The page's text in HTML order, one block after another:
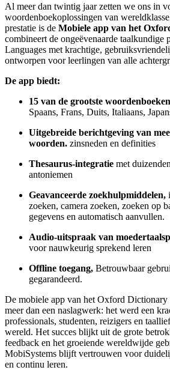
Al meer dan twintig jaar zetten we ons in
woordenboekoplossingen van
prestatie is de Mobiele app van het
combineert de ongeëvenaarde taalkundige
Languages met krachtige,
ontworpen voor leerlingen van alle
De app biedt:
15 van de grootste
Spaans, Frans, Duits, Italiaans,
Uitgebreide berichtgeving van
woorden. zinsneden en definities
Thesaurus-integratie met
antoniemen
Geavanceerde zoekhulpmiddelen,
zoeken, camera zoeken, zoeken op
gegevens en automatisch aanvullen.
Audio-uitspraak van
voor nauwkeurig sprekend leren
Offline toegang, Betrouwbaar
gegarandeerd.
De mobiele app van het Oxford Dictionary
meer dan een naslagwerk: het werd een
professionals, studenten, reizigers en
wereld. Het succes blijkt uit de grote
feedback en het groeiende wereldwijde
MobiSystems blijft vertrouwen voor
en continu leren.